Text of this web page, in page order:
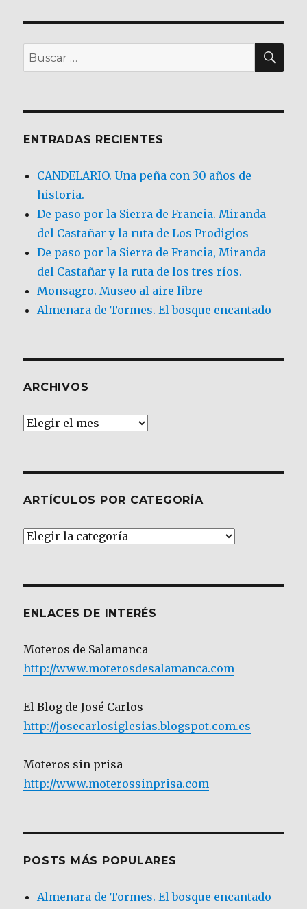
Buscar
por:
ENTRADAS RECIENTES
CANDELARIO. Una peña con 30 años de
historia.
De paso por la Sierra de Francia. Miranda
del Castañar y la ruta de Los Prodigios
De paso por la Sierra de Francia, Miranda
del Castañar y la ruta de los tres ríos.
Monsagro. Museo al aire libre
Almenara de Tormes. El bosque encantado
ARCHIVOS
Archivos
ARTÍCULOS POR CATEGORÍA
Artículos
ENLACES DE INTERÉS
Moteros de Salamanca
http://www.moterosdesalamanca.com
El Blog de José Carlos
http://josecarlosiglesias.blogspot.com.es
Moteros sin prisa
http://www.moterossinprisa.com
POSTS MÁS POPULARES
Almenara de Tormes. El bosque encantado